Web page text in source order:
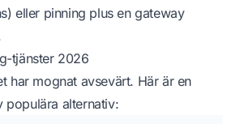
eller pinning plus en gateway
tjänster 2026
har mognat avsevärt. Här är en
populära alternativ: